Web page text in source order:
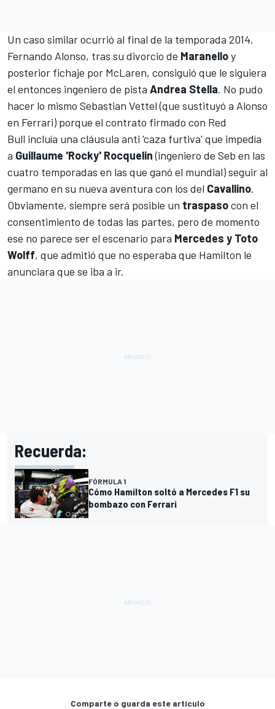
Un caso similar ocurrió al final de la temporada 2014.
Fernando Alonso, tras su divorcio de Maranelloy
posterior fichaje por McLaren, consiguió que le siguiera
el entonces ingeniero de pista Andrea Stella. No pudo
hacer lo mismo Sebastian Vettel(que sustituyó a Alonso
en Ferrari) porque el contrato firmado con Red
Bull incluía una cláusula anti 'caza furtiva' que impedía
a Guillaume 'Rocky' Rocquelin(ingeniero de Seb en las
cuatro temporadas en las que ganó el mundial) seguir al
germano en su nueva aventura con los del Cavallino.
Obviamente, siempre será posible un traspasocon el
consentimiento de todas las partes, pero de momento
ese no parece ser el escenario para Mercedes y Toto
Wolff, que admitió que no esperaba que Hamilton le
anunciara que se iba a ir.
Recuerda:
FÓRMULA 1
Cómo Hamilton soltó a Mercedes F1 su
bombazo con Ferrari
Comparte o guarda este artículo